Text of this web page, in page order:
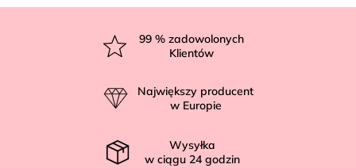
99 % zadowolonych
Klientów
Największy producent
w Europie
Wysyłka
w ciągu 24 godzin